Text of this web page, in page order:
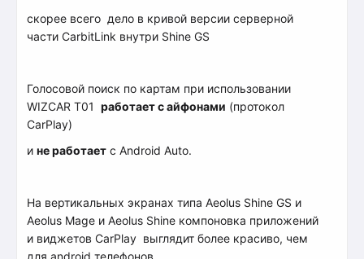
скорее всего дело в кривой версии серверной
части CarbitLink внутри Shine GS
Голосовой поиск по картам при использовании
WIZCAR T01 работает с айфонами (протокол
CarPlay)
и не работает с Android Auto.
На вертикальных экранах типа Aeolus Shine GS и
Aeolus Mage и Aeolus Shine компоновка приложений
и виджетов CarPlay выглядит более красиво, чем